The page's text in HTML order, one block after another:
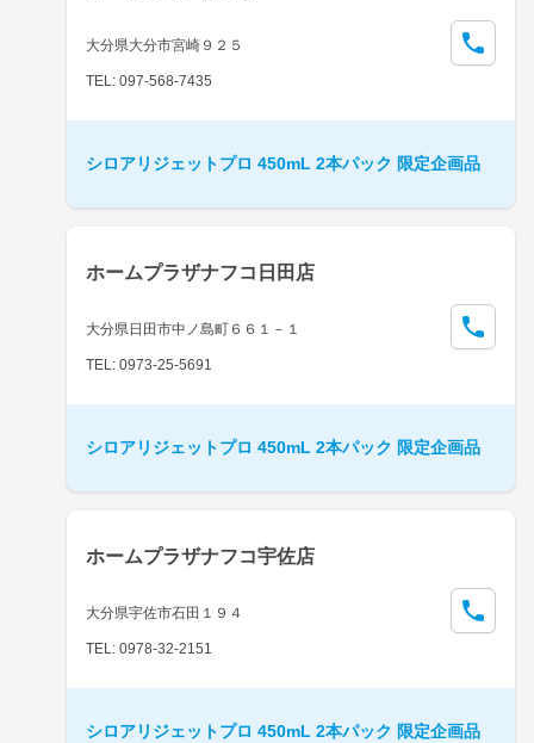
大分県大分市宮崎９２５
TEL: 097-568-7435
シロアリジェットプロ 450mL 2本パック 限定企画品
ホームプラザナフコ日田店
大分県日田市中ノ島町６６１－１
TEL: 0973-25-5691
シロアリジェットプロ 450mL 2本パック 限定企画品
ホームプラザナフコ宇佐店
大分県宇佐市石田１９４
TEL: 0978-32-2151
シロアリジェットプロ 450mL 2本パック 限定企画品